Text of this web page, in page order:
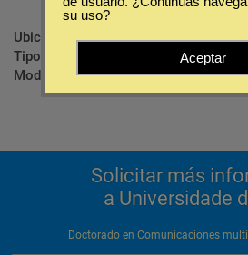
Ubicación:
Vigo - Vigo
Tipo:
Doctorados
Modalidad:
Presencial
Solicitar más
a Universidade
Doctorado en Comunicaciones
su uso?
Aceptar